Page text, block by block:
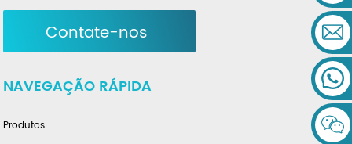
Contate-nos
NAVEGAÇÃO RÁPIDA
Produtos